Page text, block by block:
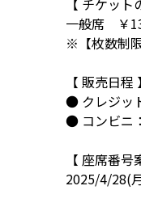
【 チケット
一般席 ￥
※【枚数制
【 販売日程 】
● クレジッ
● コンビニ
【 座席番号
2025/4/28(